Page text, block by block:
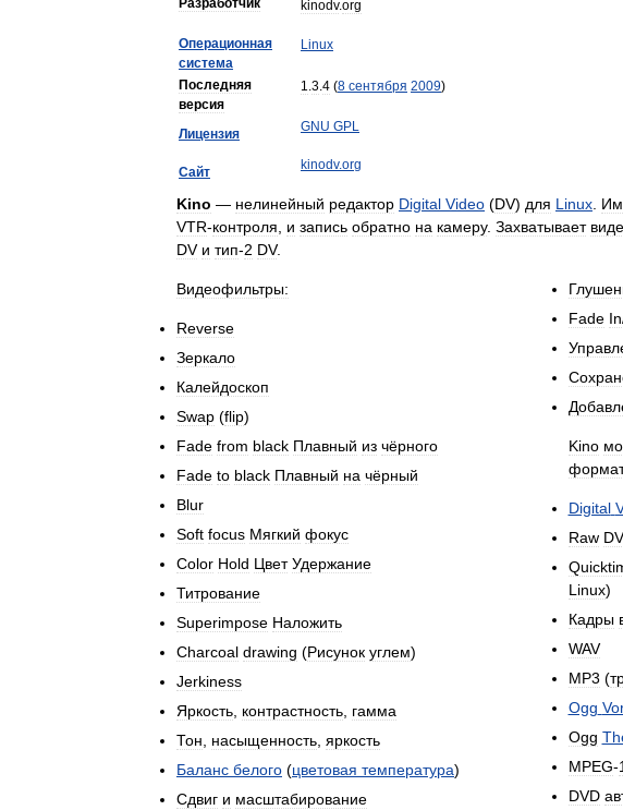
Разработчик
kinodv.org
Операционная
система
Linux
Последняя
версия
1.3.4 (8 сентября 2009)
Лицензия GNU GPL
Сайт kinodv.org
Kino — нелинейный редактор Digital Video (DV) для Linux
VTR-контроля и запись обратно на камеру. Захватывает
DV и тип-2 DV.
Видеофильтры:
Reverse
Зеркало
Калейдоскоп
Swap (flip)
Fade from black Плавный из чёрного
Fade to black Плавный на чёрный
Blur
Soft focus Мягкий фокус
Color Hold Цвет Удержание
Титрование
Superimpose Наложить
Charcoal drawing (Рисунок углем)
Jerkiness
Яркость контрастность гамма
Тон
насыщенность яркость
Баланс белого (цветовая температура)
Сдвиг и масштабирование
Fade In
Kino
Digital
Raw DV
Linux)
Кадры
WAV
MP3 (
Ogg
Ogg
MPEG-1
DVD